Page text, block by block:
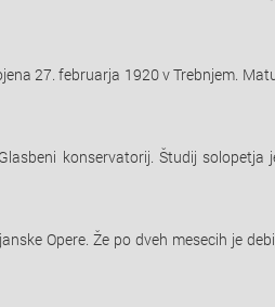
27. februarja 1920 v Trebnjem.
konservatorij. Študij
Opere. Že po dveh mesecih je